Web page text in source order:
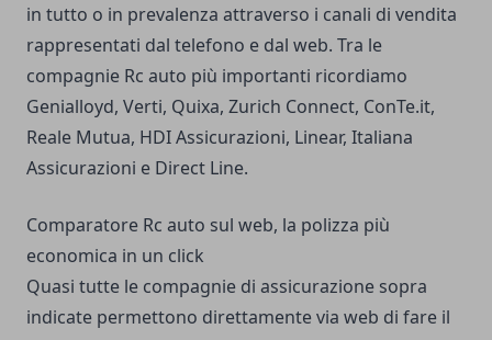
in tutto o in prevalenza attraverso i canali di vendita
rappresentati dal telefono e dal web. Tra le
compagnie Rc auto più importanti ricordiamo
Genialloyd, Verti, Quixa, Zurich Connect, ConTe.it,
Reale Mutua, HDI Assicurazioni, Linear, Italiana
Assicurazioni e Direct Line.
Comparatore Rc auto sul web, la polizza più
economica in un click
Quasi tutte le compagnie di assicurazione sopra
indicate permettono direttamente via web di fare il